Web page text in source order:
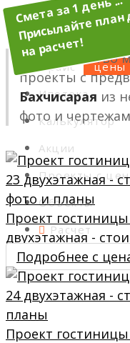
О нас
Услуги
Прайс
Ипотека
Калькулятор
Акции
Проекты с
Объекты
Расчет
Контакты
Строительство
проекты с
Бахчисарая из
фото и
Проект
двухэтажная -
Подробнее с
Проект